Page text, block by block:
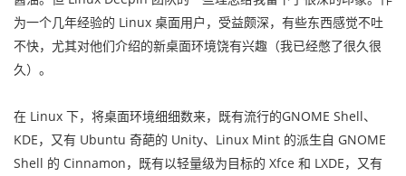
为一个几年经验的 Linux 桌面用户，受益颇深，有些东西感觉不吐
不快，尤其对他们介绍的新桌面环境饶有兴趣（我已经憋了很久很
久）。
在 Linux 下，将桌面环境细细数来，既有流行的GNOME Shell、
KDE，又有 Ubuntu 奇葩的 Unity、Linux Mint 的派生自 GNOME
Shell 的 Cinnamon，既有以轻量级为目标的 Xfce 和 LXDE，又有